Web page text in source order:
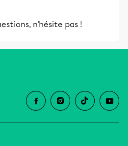
n'hésite pas !